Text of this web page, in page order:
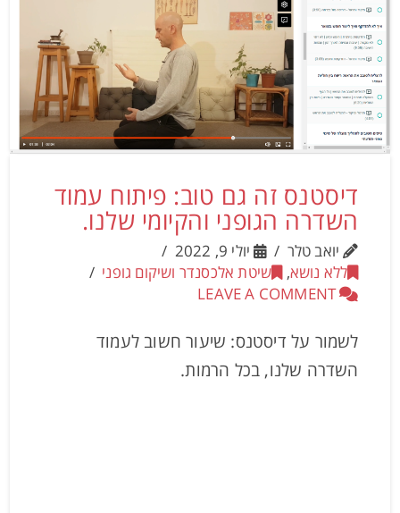
דיסטנס זה גם טוב: פיתוח עמוד
השדרה הגופני והקיומי שלנו.
יואב טלר
יולי 9, 2022
ללא נושא, שיטת אלכסנדר ושיקום גופני
LEAVE A COMMENT
לשמור על דיסטנס: שיעור חשוב לעמוד
השדרה שלנו, בכל הרמות.